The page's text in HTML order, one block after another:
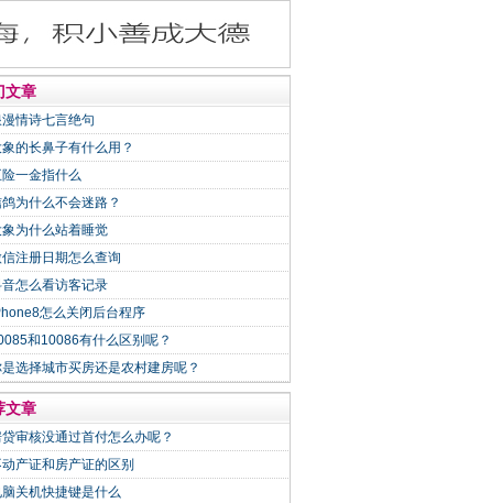
文章
情诗七言绝句
的长鼻子有什么用？
一金指什么
为什么不会迷路？
为什么站着睡觉
注册日期怎么查询
怎么看访客记录
怎么关闭后台程序
和10086有什么区别呢？
选择城市买房还是农村建房呢？
文章
贷审核没通过首付怎么办呢？
产证和房产证的区别
关机快捷键是什么